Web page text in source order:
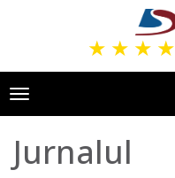
★ ★ ★ ★
Toggle
navigation
Jurnalul